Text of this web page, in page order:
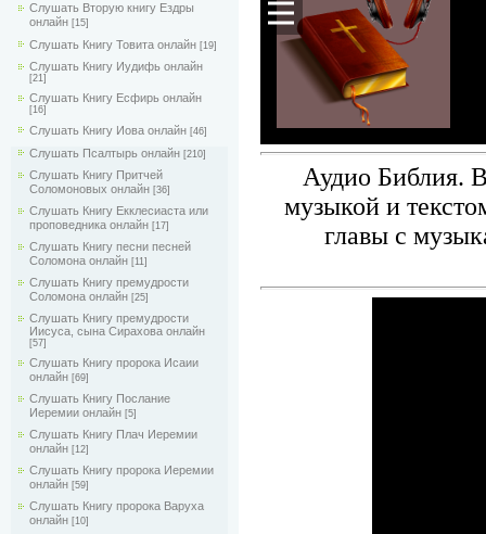
Слушать Вторую книгу Ездры
онлайн [15]
Слушать Книгу Товита онлайн [19]
Слушать Книгу Иудифь онлайн
[21]
Слушать Книгу Есфирь онлайн
[16]
Слушать Книгу Иова онлайн [46]
Слушать Псалтырь онлайн [210]
Слушать Книгу Притчей
Соломоновых онлайн [36]
Слушать Книгу Екклесиаста или
проповедника онлайн [17]
Слушать Книгу песни песней
Соломона онлайн [11]
Слушать Книгу премудрости
Соломона онлайн [25]
Слушать Книгу премудрости
Иисуса, сына Сирахова онлайн
[57]
Слушать Книгу пророка Исаии
онлайн [69]
Слушать Книгу Послание
Иеремии онлайн [5]
Слушать Книгу Плач Иеремии
онлайн [12]
Слушать Книгу пророка Иеремии
онлайн [59]
Слушать Книгу пророка Варуха
онлайн [10]
Аудио Библия.
музыкой и
главы с